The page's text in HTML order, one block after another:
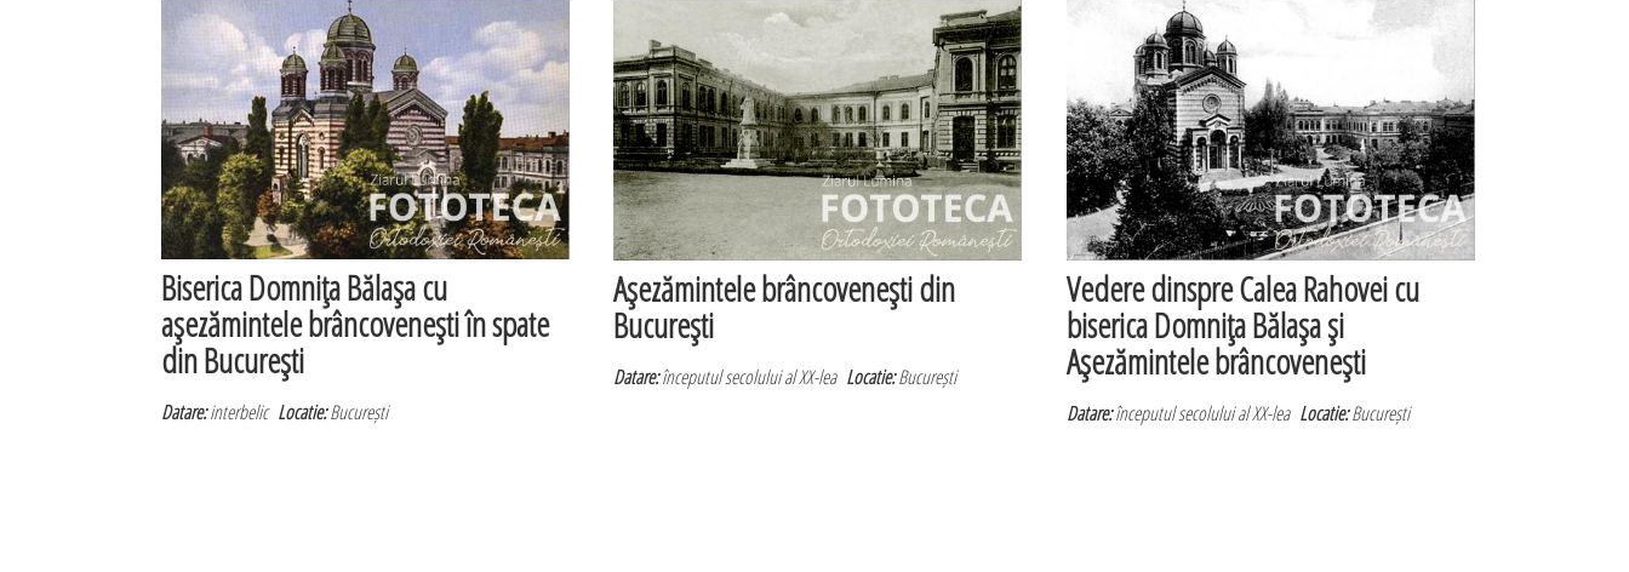
Biserica Domniţa Bălaşa cu
aşezămintele brâncoveneşti în spate
din Bucureşti
Datare:interbelicLocatie:București
Aşezămintele brâncoveneşti din
Bucureşti
Datare:începutul secolului al XX-leaLocatie:București
Vedere dinspre Calea Rahovei cu
biserica Domniţa Bălaşa şi
Aşezămintele brâncoveneşti
Datare:începutul secolului al XX-leaLocatie:București